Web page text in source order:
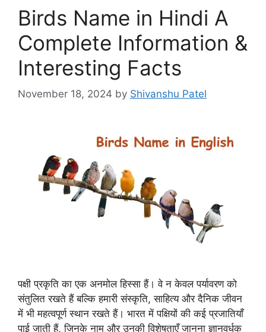
Birds Name in Hindi A
Complete Information &
Interesting Facts
November 18, 2024 by Shivanshu Patel
पक्षी प्रकृति का एक अनमोल हिस्सा हैं। वे न केवल पर्यावरण को
संतुलित रखते हैं बल्कि हमारी संस्कृति, साहित्य और दैनिक जीवन
में भी महत्वपूर्ण स्थान रखते हैं। भारत में पक्षियों की कई प्रजातियाँ
पाई जाती हैं, जिनके नाम और उनकी विशेषताएँ जानना ज्ञानवर्धक